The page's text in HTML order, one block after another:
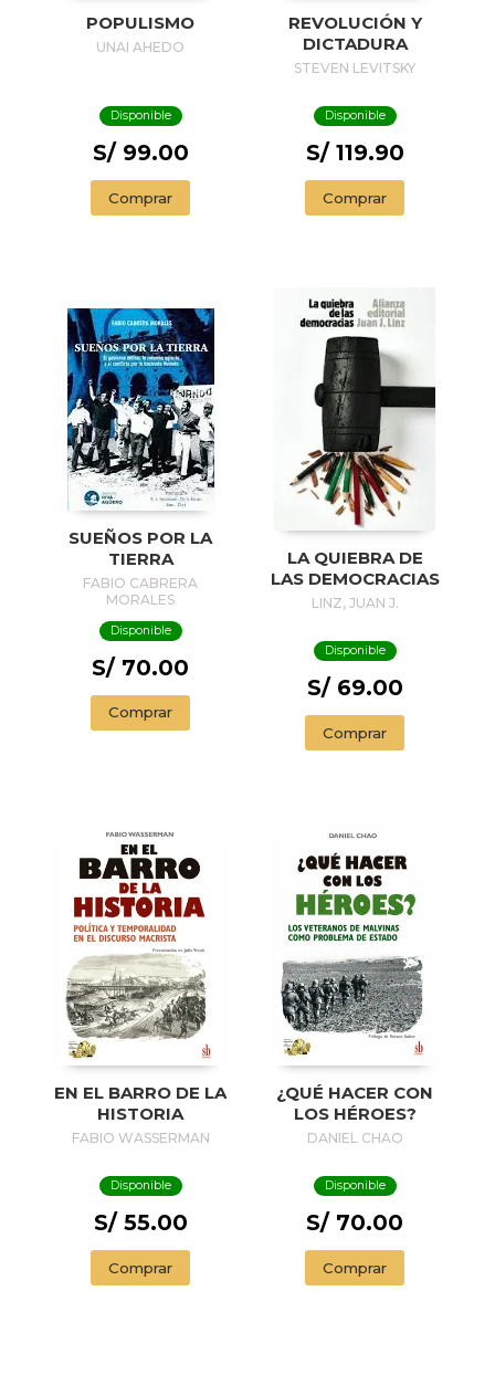
POPULISMO
UNAI AHEDO
Disponible
S/ 99.00
Comprar
REVOLUCIÓN Y
DICTADURA
STEVEN LEVITSKY
Disponible
S/ 119.90
Comprar
SUEÑOS POR LA
TIERRA
FABIO CABRERA
MORALES
Disponible
S/ 70.00
Comprar
LA QUIEBRA DE
LAS DEMOCRACIAS
LINZ, JUAN J.
Disponible
S/ 69.00
Comprar
EN EL BARRO DE LA
HISTORIA
FABIO WASSERMAN
Disponible
S/ 55.00
Comprar
¿QUÉ HACER CON
LOS HÉROES?
DANIEL CHAO
Disponible
S/ 70.00
Comprar